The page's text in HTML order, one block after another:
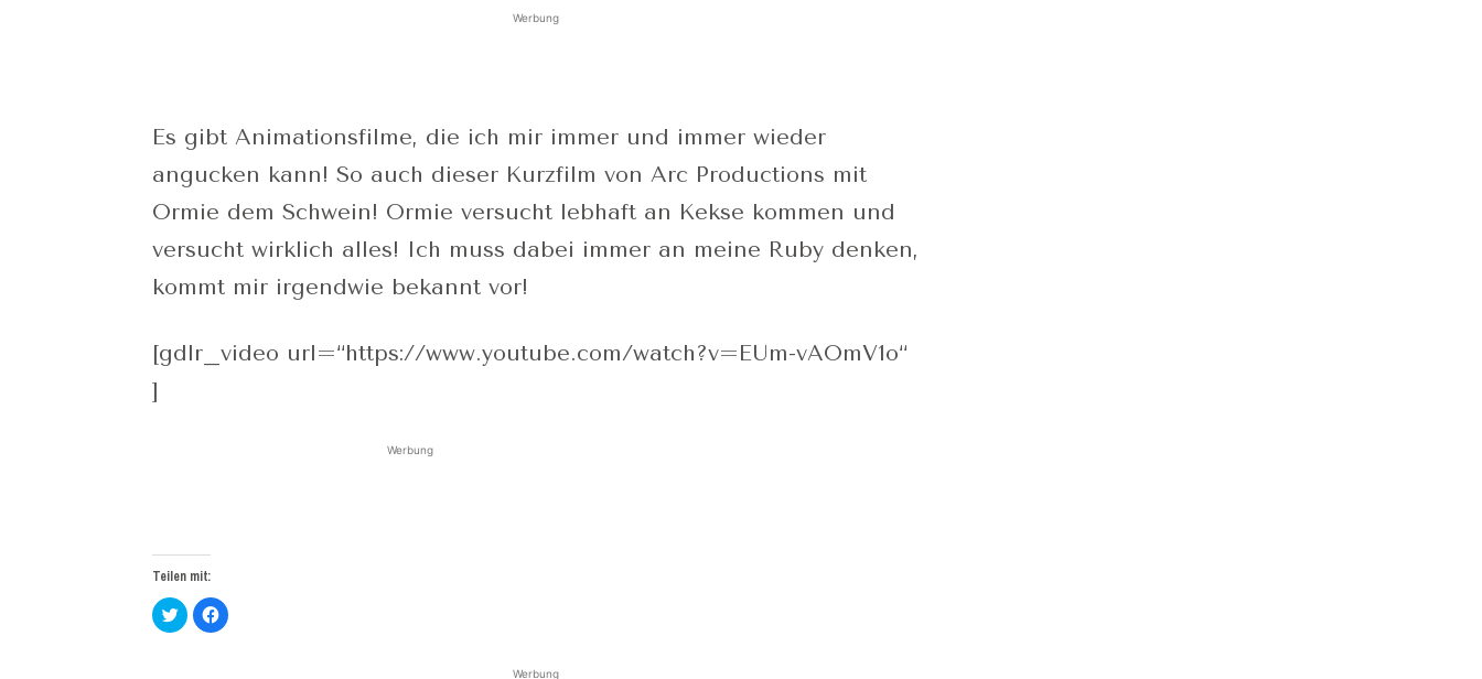
Werbung
Es gibt Animationsfilme, die ich mir immer und immer wieder
angucken kann! So auch dieser Kurzfilm von Arc Productions mit
Ormie dem Schwein! Ormie versucht lebhaft an Kekse kommen und
versucht wirklich alles! Ich muss dabei immer an meine Ruby denken,
kommt mir irgendwie bekannt vor!
[gdlr_video url=“https://www.youtube.com/watch?v=EUm-vAOmV1o“
]
Werbung
Teilen mit:
Klick,
um
über
Klick,
um
Werbung